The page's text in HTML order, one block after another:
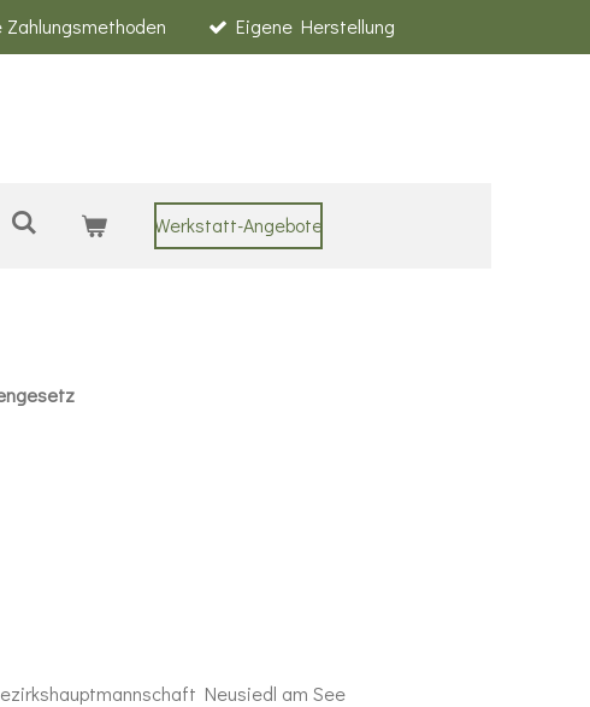
Zahlungsmethoden Eigene Herstellung
Werkstatt-Angebote
Neusiedl am See